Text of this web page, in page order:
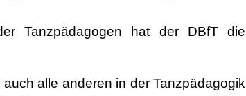
Tanzpädagogen hat der DBfT die
alle anderen in der Tanzpädagogik